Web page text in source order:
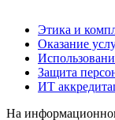
Этика и
Оказание
Защита
ИТ
На